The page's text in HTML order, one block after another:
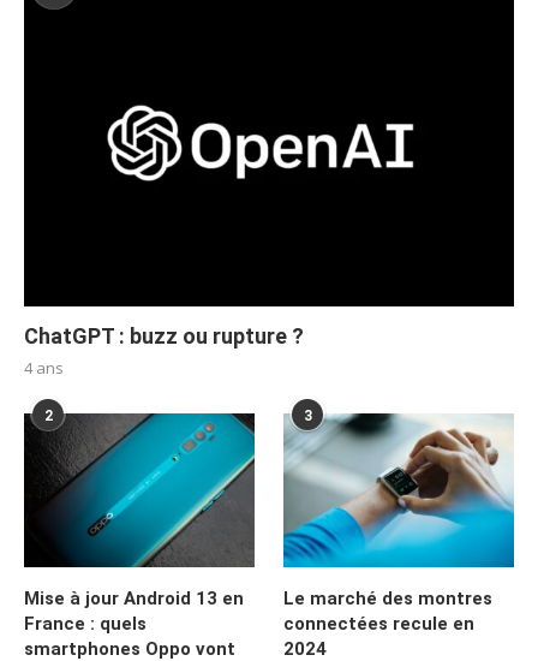
ChatGPT : buzz ou rupture ?
4 ans
2
Mise à jour Android 13 en
France : quels
smartphones Oppo vont
3
Le marché des montres
connectées recule en
2024